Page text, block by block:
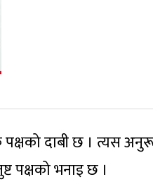
पक्षको दाबी छ । त्यस
पक्षको भनाइ छ ।